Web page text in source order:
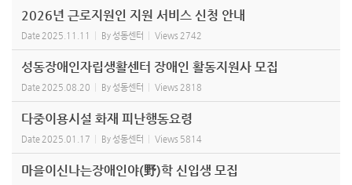
2026년 근로지원인 지원 서비스 신청 안내
Date 2025.11.11 By성동센터 Views 2742
성동장애인자립생활센터 장애인 활동지원사 모집
Date 2025.08.20 By성동센터 Views 2818
다중이용시설 화재 피난행동요령
Date 2025.01.17 By성동센터 Views 5814
마을이신나는장애인야(野)학 신입생 모집